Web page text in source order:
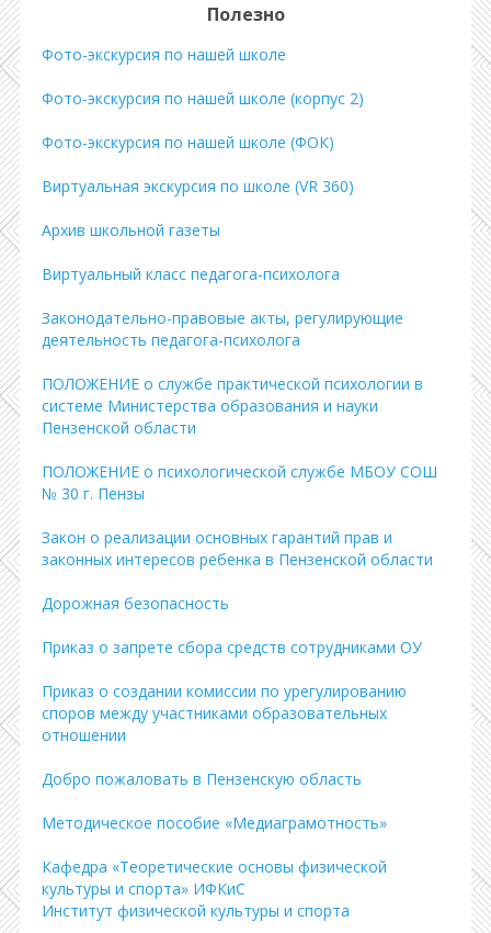
Полезно
Фото-экскурсия по нашей школе
Фото-экскурсия по нашей школе (корпус 2)
Фото-экскурсия по нашей школе (ФОК)
Виртуальная экскурсия по школе (VR 360)
Архив школьной газеты
Виртуальный класс педагога-психолога
Законодательно-правовые акты, регулирующие
деятельность педагога-психолога
ПОЛОЖЕНИЕ о службе практической психологии в
системе Министерства образования и науки
Пензенской области
ПОЛОЖЕНИЕ о психологической службе МБОУ СОШ
№ 30 г. Пензы
Закон о реализации основных гарантий прав и
законных интересов ребенка в Пензенской области
Дорожная безопасность
Приказ о запрете сбора средств сотрудниками ОУ
Приказ о создании комиссии по урегулированию
споров между участниками образовательных
отношении
Добро пожаловать в Пензенскую область
Методическое пособие «Медиаграмотность»
Кафедра «Теоретические основы физической
культуры и спорта» ИФКиС
Институт физической культуры и спорта